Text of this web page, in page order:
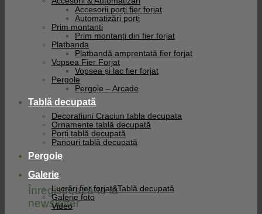
Înregistrează-te la
newsletter
Accesorii porți fier forjat
Automatizări porți
Prim montanti
Prim montanți din fier forjat
Platbanda
Platbandă amprentată fier forjat
Vopsea Fier Forjat
Vopsea și lac fier forjat
Pergole
Pergole – Arcade
Tablă decupată
Decoratiuni Craciun tabla decupata
Ornamente tablă decupată
Porți tablă decupată
Panouri tablă decupată
Pergole
Galerie
Lucrări fier forjat&Tablă decupată
Galerie foto
Video